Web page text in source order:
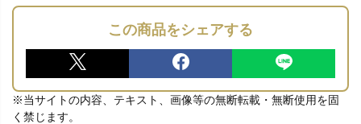
この商品をシェアする
※当サイトの内容、テキスト、画像等の無断転載・無断使用を固
く禁じます。